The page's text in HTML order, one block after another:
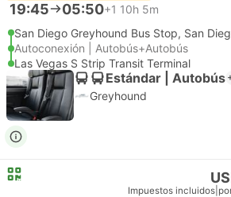
19:45 05:50+1 10h 5m
San Diego Greyhound Bus Stop, San
Autoconexión | Autobús+Autobús
Las Vegas S Strip Transit Terminal
Estándar | Autobús
Greyhound
Impuestos incluidos